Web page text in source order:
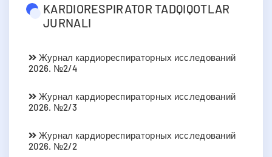
KARDIORESPIRATOR TADQIQOTLAR
JURNALI
Журнал кардиореспираторных исследований
2026. №2/4
Журнал кардиореспираторных исследований
2026. №2/3
Журнал кардиореспираторных исследований
2026. №2/2